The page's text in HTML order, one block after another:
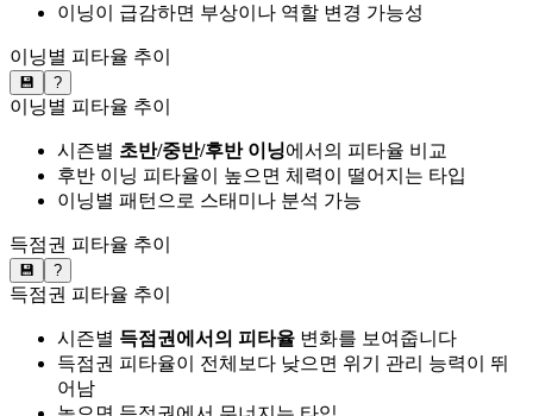
이닝이 급감하면 부상이나 역할 변경 가능성
이닝별 피타율 추이
💾 ?
이닝별 피타율 추이
시즌별 초반/중반/후반 이닝에서의 피타율 비교
후반 이닝 피타율이 높으면 체력이 떨어지는 타입
이닝별 패턴으로 스태미나 분석 가능
득점권 피타율 추이
💾 ?
득점권 피타율 추이
시즌별 득점권에서의 피타율 변화를 보여줍니다
득점권 피타율이 전체보다 낮으면 위기 관리 능력이 뛰
어남